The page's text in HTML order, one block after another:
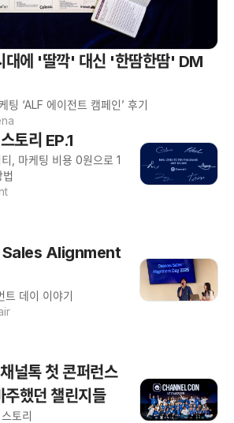
대에 '딸깍' 대신 '한땀한땀' DM
‘ALF 에이전트 캠페인’ 후기
토리 EP.1
, 마케팅 비용 0원으로 1
Alignment
트 데이 이야기
널톡 첫 콘퍼런스
했던 챌린지들
토리